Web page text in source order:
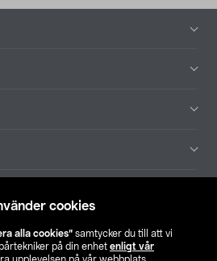
cookies
alla cookies” samtycker du till att vi
på din enhet enligt vår
Hitta butik